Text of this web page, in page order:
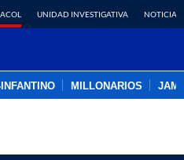
UNIDAD INVESTIGATIVA NOTICIAS
MILLONARIOS